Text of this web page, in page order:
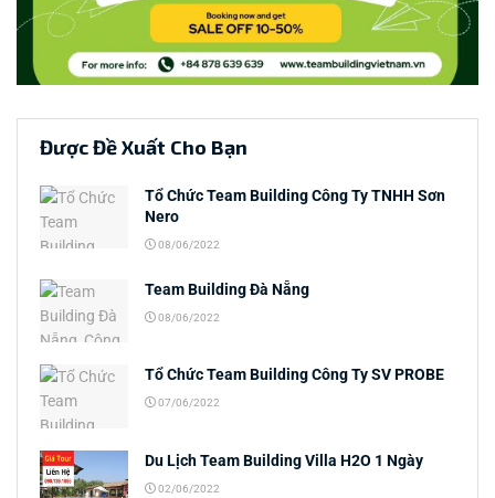
Được Đề Xuất Cho Bạn
Tổ Chức Team Building Công Ty TNHH Sơn
Nero
08/06/2022
Team Building Đà Nẵng
08/06/2022
Tổ Chức Team Building Công Ty SV PROBE
07/06/2022
Du Lịch Team Building Villa H2O 1 Ngày
02/06/2022